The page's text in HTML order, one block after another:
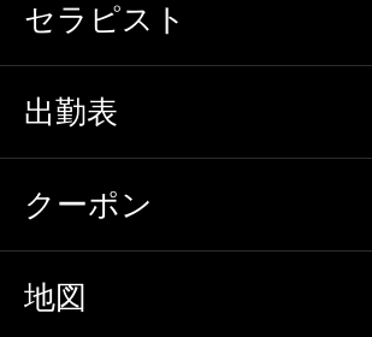
セラピスト
出勤表
クーポン
地図